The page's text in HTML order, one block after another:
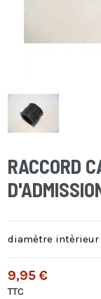
RACCORD
diamètre intèrieur
9,95 €
TTC